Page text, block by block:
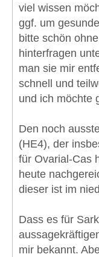
viel wissen
ggf. um
bitte schön
hinterfragen
man sie mir
schnell und
und ich möchte
Den noch
(HE4), der
für Ovarial-Cas
heute
dieser ist im
Dass es für
mir bekannt.